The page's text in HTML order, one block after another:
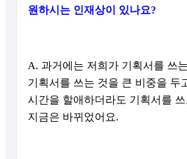
원하시는 인재상이 있나요?
A. 과거에는 저희가 기획서를 쓰
기획서를 쓰는 것을 큰 비중을 두
시간을 할애하더라도 기획서를
지금은 바뀌었어요.